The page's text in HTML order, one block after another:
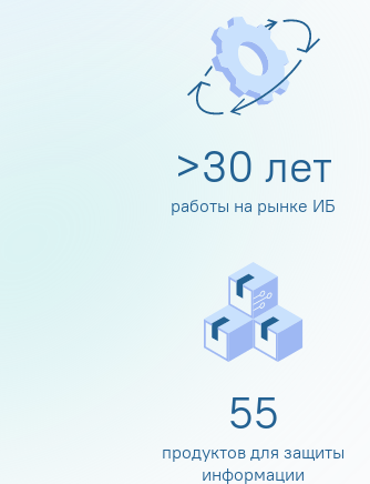
>30 лет
работы на рынке ИБ
60
продуктов для защиты
информации